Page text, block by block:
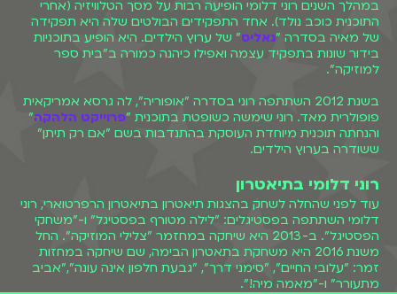
במהלך השנים רוני דלומי הופיעה רבות על מסך הטלוויזיה (אחרי
התוכנית כוכב נולד). אחד התפקידים הבולטים שלה היא תפקידה
של מאיה בסדרה "גאליס" של ערוץ הילדים. היא הופיע בתוכניות
בידור שונות בתפקיד עצמה ואפילו כיהנה כמורה ב"בית ספר
למוזיקה".
בשנת 2012 השתתפה רוני בסדרה "אופוריה", לה גרסא אמריקאית
פופולרית מאד. רוני שימשה כשופטת בתוכנית "פרוייקט הלהקה"
והנחתה תוכנית מיוחדת העוסקת בהתנדבות בשם "אם רק תיתן"
ששודרה בערוץ הילדים.
רוני דלומי בתיאטרון
עוד לפני שהחלה לשחק בהצגות תיאטרון בתיאטרון הרפרטוארי, רוני
דלומי השתתפה בפסטיגלים: "לילה מטורף בפסטיגל" ו-"משחקי
הפסטיגל". ב-2013 היא שיחקה במחזמר "צלילי המוזיקה". החל
משנת 2016 היא משחקת בתאטרון הבימה, שם שיחקה במחזות
זמר: "עלובי החיים", "סימני דרך", "גבעת חלפון אינה עונה","אביב
מתעורר" ו-"מאמה מיה!".